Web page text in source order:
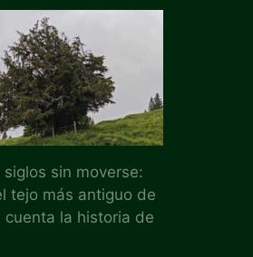
siglos sin moverse:
tejo más antiguo de
cuenta la historia de